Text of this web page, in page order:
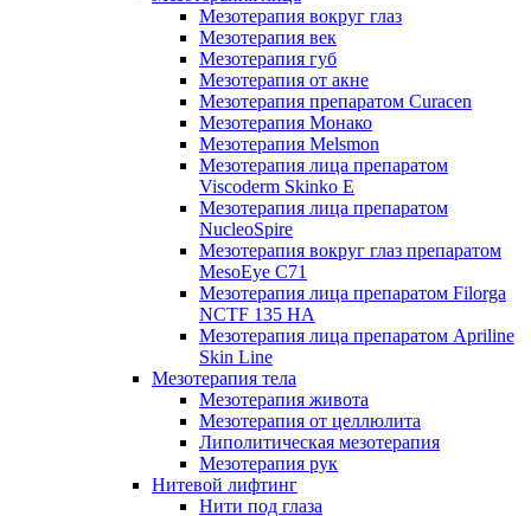
Мезотерапия вокруг глаз
Мезотерапия век
Мезотерапия губ
Мезотерапия от акне
Мезотерапия препаратом Curacen
Мезотерапия Монако
Мезотерапия Melsmon
Мезотерапия лица препаратом
Viscoderm Skinko E
Мезотерапия лица препаратом
NucleoSpire
Мезотерапия вокруг глаз препаратом
MesoEye С71
Мезотерапия лица препаратом Filorga
NCTF 135 HA
Мезотерапия лица препаратом Apriline
Skin Line
Мезотерапия тела
Мезотерапия живота
Мезотерапия от целлюлита
Липолитическая мезотерапия
Мезотерапия рук
Нитевой лифтинг
Нити под глаза